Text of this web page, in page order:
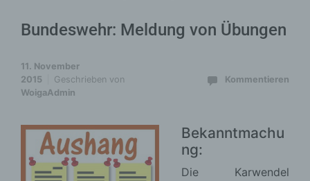
Bundeswehr: Meldung von Übungen
11. November
2015
Geschrieben von
WoigaAdmin
Kommentieren
Bekanntmachu
ng:
Die Karwendel